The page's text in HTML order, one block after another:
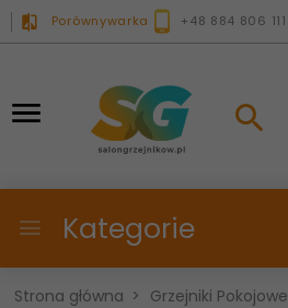
Porównywarka +48 884 806 111
Kategorie
Strona główna
Grzejniki Pokojowe